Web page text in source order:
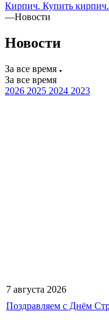
Кирпич. Купить
—Новости
Новости
За все время
За все время
2026 2025 2024 2023
7 августа 2026
Поздравляем с Днём